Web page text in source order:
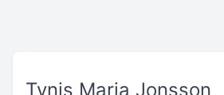
Tynis Maria Jonsson